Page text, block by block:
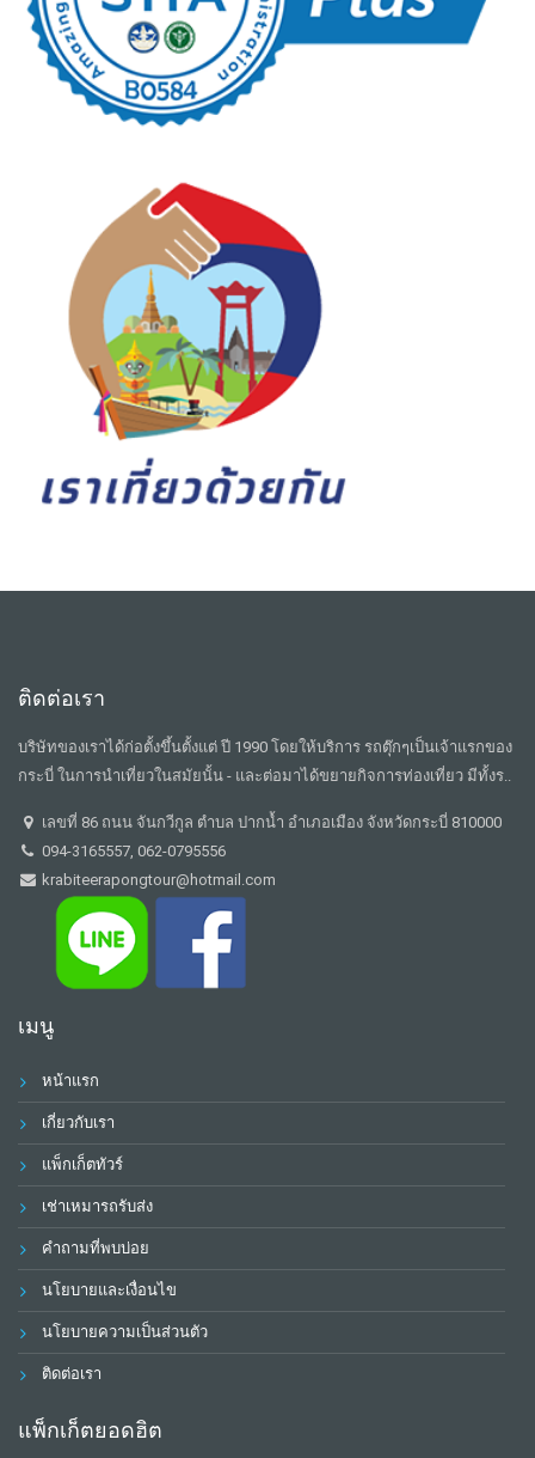
ติดต่อเรา
บริษัทของเราได้ก่อตั้งขึ้นตั้งแต่ ปี 1990 โดยให้บริการ รถตุ๊กๆเป็นเจ้าแรกของ
กระบี่ ในการนำเที่ยวในสมัยนั้น - และต่อมาได้ขยายกิจการท่องเที่ยว มีทั้งร..
เลขที่ 86 ถนน จันกวีกูล ตำบล ปากน้ำ อำเภอเมือง จังหวัดกระบี่ 810000
094-3165557, 062-0795556
krabiteerapongtour@hotmail.com
เมนู
หน้าแรก
เกี่ยวกับเรา
แพ็กเก็ตทัวร์
เช่าเหมารถรับส่ง
คำถามที่พบบ่อย
นโยบายและเงื่อนไข
นโยบายความเป็นส่วนตัว
ติดต่อเรา
แพ็กเก็ตยอดฮิต